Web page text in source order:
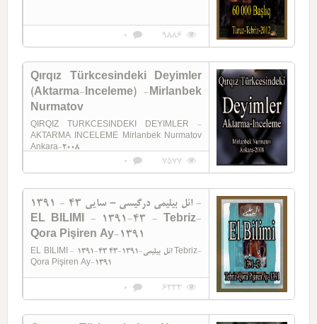
9886
0
Qırqız Türkcesindeki Deyimler
(Aktarma-Inceleme) -Mirlanbek
Nurmatov
QIRQIZ TURKCESINDEKI DEYIMLER -
AKTARMA INCELEME Mirlanbek Nurmatov
Ankara-2008
7577
0
ائل بیلیمی درگیسی – سایی 43 - 1391 -
EL BILIMI - 1391-43 - Tebriz-
Qora Pişiren Ay-1391
EL BILIMI - 1391-43 ائل بيليمي-1391-43 Tebriz-
Qora Pişiren Ay-1391
6333
0